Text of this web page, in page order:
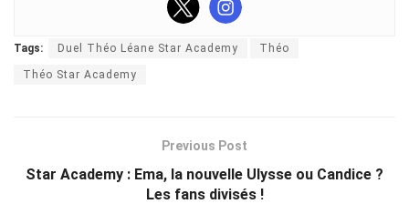
Tags: Duel Théo Léane Star Academy Théo
Théo Star Academy
Previous Post
Star Academy : Ema, la nouvelle Ulysse ou Candice ?
Les fans divisés !